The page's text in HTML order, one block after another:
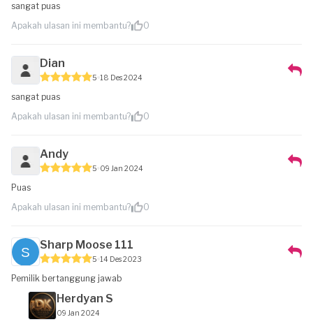
sangat puas
Apakah ulasan ini membantu?
0
Dian
5 18 Des 2024
sangat puas
Apakah ulasan ini membantu?
0
Andy
5 09 Jan 2024
Puas
Apakah ulasan ini membantu?
0
Sharp Moose 111
5 14 Des 2023
Pemilik bertanggung jawab
Herdyan S
09 Jan 2024